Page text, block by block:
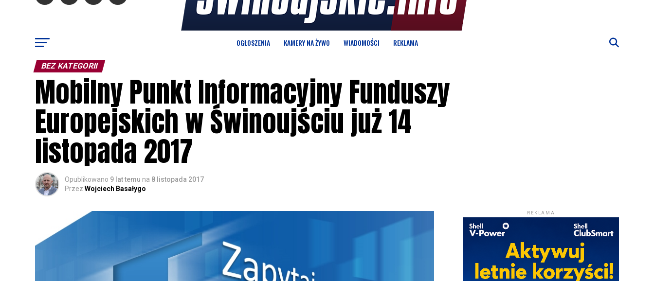
OGŁOSZENIA KAMERY NA ŻYWO WIADOMOŚCI REKLAMA
BEZ KATEGORII
Mobilny Punkt Informacyjny Funduszy
Europejskich w Świnoujściu już 14
listopada 2017
Opublikowano 9 lat temu na 8 listopada 2017
Przez Wojciech Basałygo
REKLAMA